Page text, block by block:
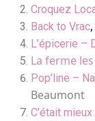
Croquez
Back to Vrac,
L’épicerie –
La ferme
Pop’line –
Beaumont
C’était